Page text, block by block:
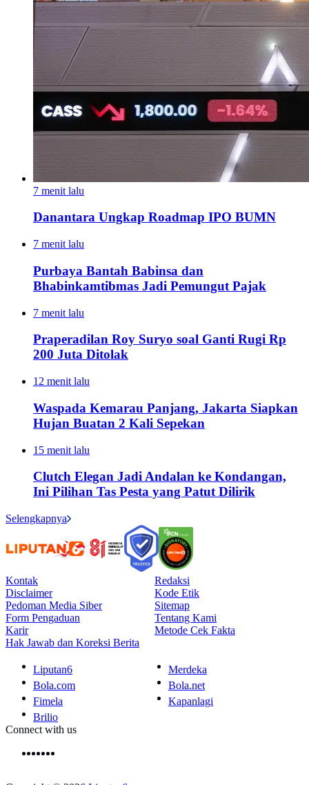
7 menit lalu
Danantara Ungkap Roadmap IPO BUMN
7 menit lalu
Purbaya Bantah Babinsa dan
Bhabinkamtibmas Jadi Pemungut Pajak
7 menit lalu
Praperadilan Roy Suryo soal Ganti Rugi Rp
200 Juta Ditolak
12 menit lalu
Waspada Kemarau Panjang, Jakarta Siapkan
Hujan Buatan 2 Kali Sepekan
15 menit lalu
Clutch Elegan Jadi Andalan ke Kondangan,
Ini Pilihan Tas Pesta yang Patut Dilirik
Selengkapnya
Kontak
Redaksi
Disclaimer
Kode Etik
Pedoman Media Siber
Sitemap
Form Pengaduan
Tentang Kami
Karir
Metode Cek Fakta
Hak Jawab dan Koreksi Berita
Liputan6
Merdeka
Bola.com
Bola.net
Fimela
Kapanlagi
Brilio
Connect with us